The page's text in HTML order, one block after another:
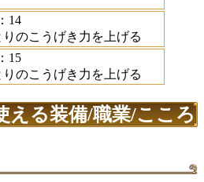
14
のこうげき力を上げる
15
のこうげき力を上げる
える装備/職業/こころ